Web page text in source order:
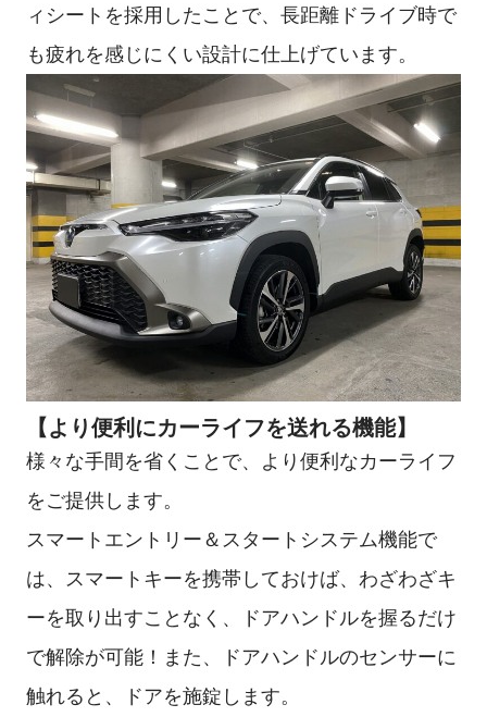
ィシートを採用したことで、長距離ドライブ時で
も疲れを感じにくい設計に仕上げています。
【より便利にカーライフを送れる機能】
様々な手間を省くことで、より便利なカーライフ
をご提供します。
スマートエントリー＆スタートシステム機能で
は、スマートキーを携帯しておけば、わざわざキ
ーを取り出すことなく、ドアハンドルを握るだけ
で解除が可能！また、ドアハンドルのセンサーに
触れると、ドアを施錠します。